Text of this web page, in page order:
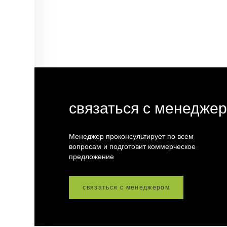
связаться с
Менеджер проконсультирует по всем
вопросам и подготовит коммерческое
предложение
связаться с менеджером